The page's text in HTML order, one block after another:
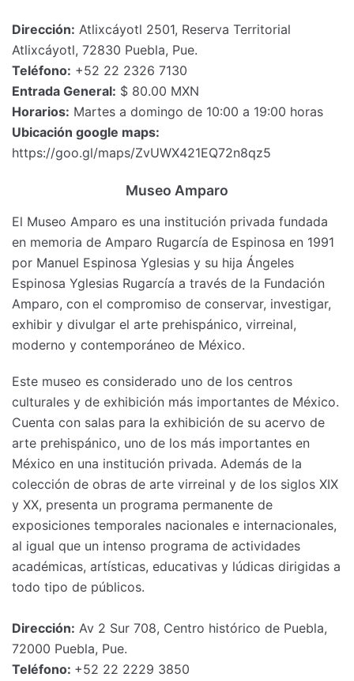
Dirección: Atlixcáyotl 2501, Reserva Territorial
Atlixcáyotl, 72830 Puebla, Pue.
Teléfono: +52 22 2326 7130
Entrada General: $ 80.00 MXN
Horarios: Martes a domingo de 10:00 a 19:00 horas
Ubicación google maps:
https://goo.gl/maps/ZvUWX421EQ72n8qz5
Museo Amparo
El Museo Amparo es una institución privada fundada
en memoria de Amparo Rugarcía de Espinosa en 1991
por Manuel Espinosa Yglesias y su hija Ángeles
Espinosa Yglesias Rugarcía a través de la Fundación
Amparo, con el compromiso de conservar, investigar,
exhibir y divulgar el arte prehispánico, virreinal,
moderno y contemporáneo de México.
Este museo es considerado uno de los centros
culturales y de exhibición más importantes de México.
Cuenta con salas para la exhibición de su acervo de
arte prehispánico, uno de los más importantes en
México en una institución privada. Además de la
colección de obras de arte virreinal y de los siglos XIX
y XX, presenta un programa permanente de
exposiciones temporales nacionales e internacionales,
al igual que un intenso programa de actividades
académicas, artísticas, educativas y lúdicas dirigidas a
todo tipo de públicos.
Dirección: Av 2 Sur 708, Centro histórico de Puebla,
72000 Puebla, Pue.
Teléfono: +52 22 2229 3850